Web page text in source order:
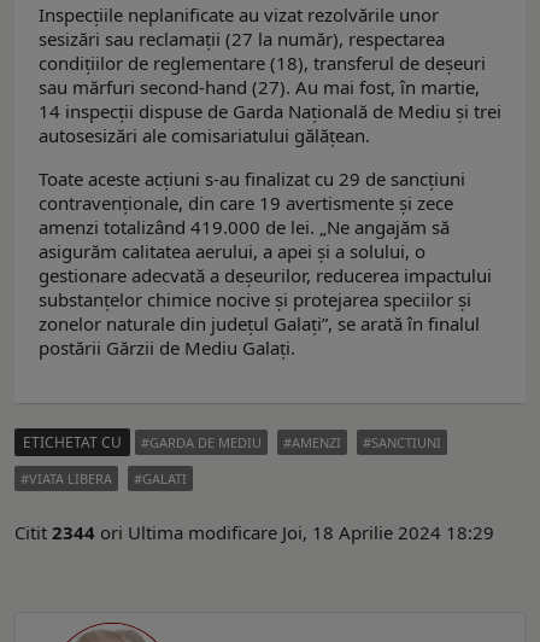
Inspecțiile neplanificate au vizat rezolvările unor
sesizări sau reclamații (27 la număr), respectarea
condițiilor de reglementare (18), transferul de deșeuri
sau mărfuri second-hand (27). Au mai fost, în martie,
14 inspecții dispuse de Garda Națională de Mediu și trei
autosesizări ale comisariatului gălățean.
Toate aceste acțiuni s-au finalizat cu 29 de sancțiuni
contravenționale, din care 19 avertismente și zece
amenzi totalizând 419.000 de lei. „Ne angajăm să
asigurăm calitatea aerului, a apei și a solului, o
gestionare adecvată a deșeurilor, reducerea impactului
substanțelor chimice nocive și protejarea speciilor și
zonelor naturale din județul Galați”, se arată în finalul
postării Gărzii de Mediu Galați.
ETICHETAT CU GARDA DE MEDIU AMENZI
SANCTIUNI
VIATA LIBERA
GALATI
Citit 2344 ori Ultima modificare Joi, 18 Aprilie 2024 18:29